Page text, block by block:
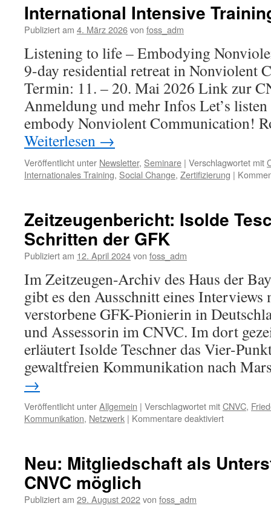
International Intensive
Publiziert am 4. März 2026von foss_adm
Listening to life – Embodying
9-day residential retreat in Nonviolent
Termin: 11. – 20. Mai 2026 Link zur
Anmeldung und mehr Infos Let’s
embody Nonviolent Communication!
Weiterlesen →
Veröffentlicht unter Newsletter, Seminare | Verschlagwortet mit
Internationales Training, Social Change, Zertifizierung |
Zeitzeugenbericht: Isolde
Schritten der GFK
Publiziert am 12. April 2024von foss_adm
Im Zeitzeugen-Archiv des Haus der
gibt es den Ausschnitt eines Interviews
verstorbene GFK-Pionierin in
und Assessorin im CNVC. Im dort
erläutert Isolde Teschner das Vier-
gewaltfreien Kommunikation nach
→
Veröffentlicht unterAllgemein | Verschlagwortet mitCNVC,
Kommunikation, Netzwerk | Kommentare deaktiviertfür
zu
Neu: Mitgliedschaft als
CNVC möglich
Publiziert am 29. August 2022von foss_adm